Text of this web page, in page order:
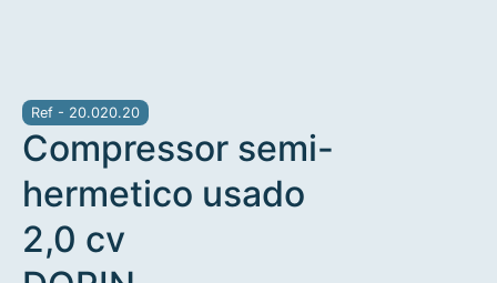
Ref - 20.020.20
Compressor semi-
hermetico usado
2,0 cv